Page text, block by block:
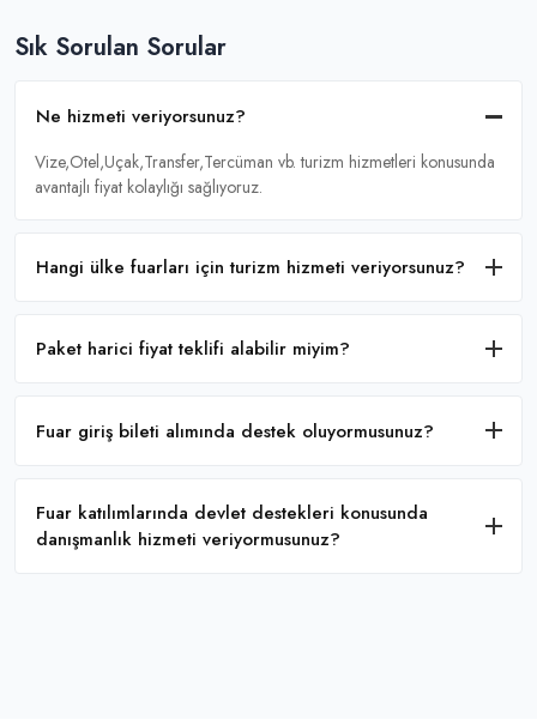
Sık Sorulan Sorular
Ne hizmeti veriyorsunuz?
Vize,Otel,Uçak,Transfer,Tercüman vb. turizm hizmetleri konusunda
avantajlı fiyat kolaylığı sağlıyoruz.
Hangi ülke fuarları için turizm hizmeti veriyorsunuz?
Paket harici fiyat teklifi alabilir miyim?
Fuar giriş bileti alımında destek oluyormusunuz?
Fuar katılımlarında devlet destekleri konusunda
danışmanlık hizmeti veriyormusunuz?